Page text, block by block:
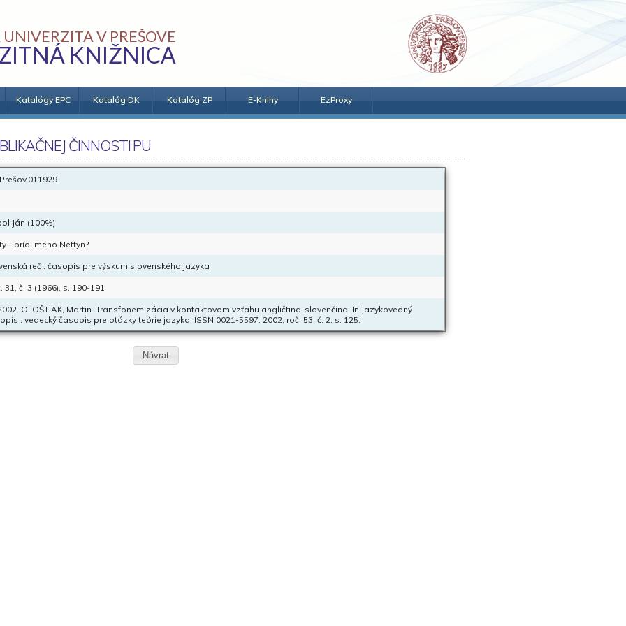
UNIVERZITA V PREŠOVE
KNIŽNICA
Katalógy EPC Katalóg DK Katalóg ZP E-Knihy EzProxy
ČINNOSTI PU
Ján (100%)
- príd. meno Nettyn?
reč : časopis pre výskum slovenského jazyka
31, č. 3 (1966), s. 190-191
OLOŠTIAK, Martin. Transfonemizácia v kontaktovom vzťahu angličtina-slovenčina. In Jazykovedný
: vedecký časopis pre otázky teórie jazyka, ISSN 0021-5597. 2002, roč. 53, č. 2, s. 125.